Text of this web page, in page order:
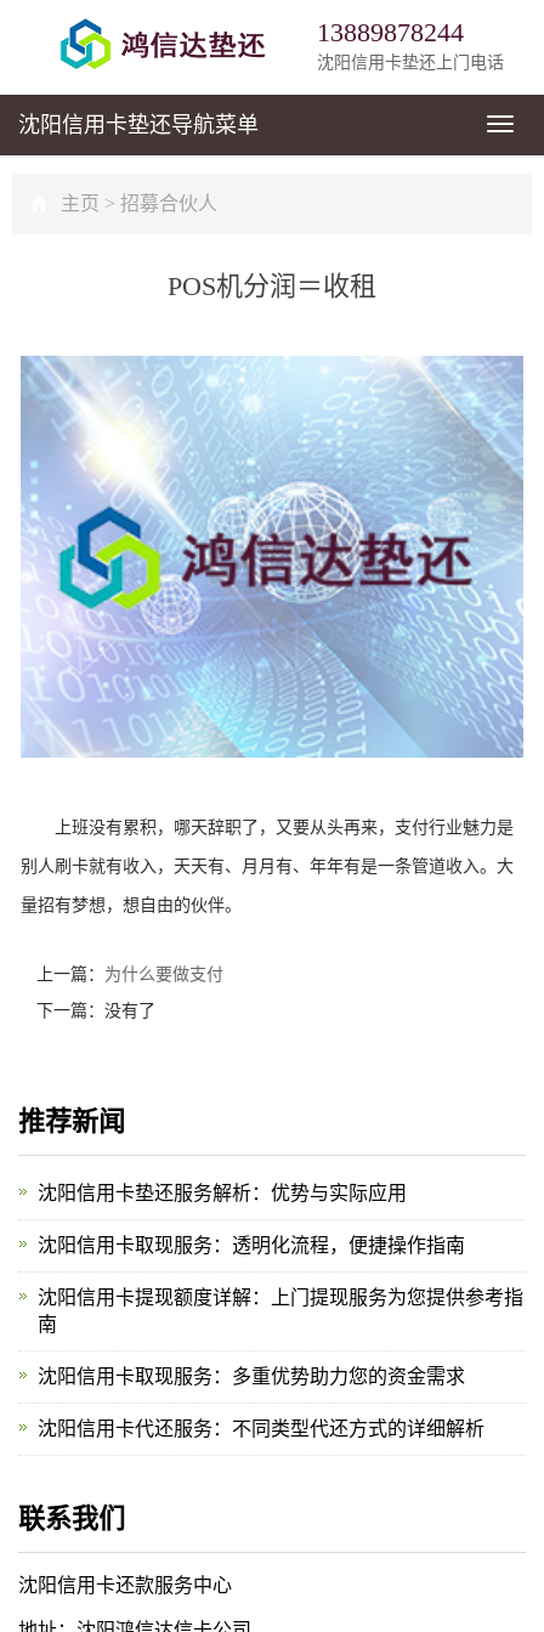
13889878244
沈阳信用卡垫还上门电话
导
沈阳信用卡垫还导航菜单
主页 > 招募合伙人
POS机分润＝收租
上班没有累积，哪天辞职了，又要从头再来，支付行业魅力是
别人刷卡就有收入，天天有、月月有、年年有是一条管道收入。大
量招有梦想，想自由的伙伴。
上一篇： 为什么要做支付
下一篇：没有了
推荐新闻
沈阳信用卡垫还服务解析：优势与实际应用
沈阳信用卡取现服务：透明化流程，便捷操作指南
沈阳信用卡提现额度详解：上门提现服务为您提供参考指
南
沈阳信用卡取现服务：多重优势助力您的资金需求
沈阳信用卡代还服务：不同类型代还方式的详细解析
联系我们
沈阳信用卡还款服务中心